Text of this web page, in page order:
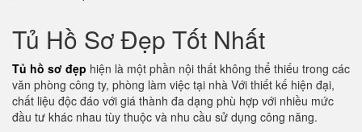
Tủ Hồ Sơ Đẹp Tốt Nhất
Tủ hồ sơ đẹp hiện là một phần nội thất không thể thiếu trong các
văn phòng công ty, phòng làm việc tại nhà Với thiết kế hiện đại,
chất liệu độc đáo với giá thành đa dạng phù hợp với nhiều mức
đầu tư khác nhau tùy thuộc và nhu cầu sử dụng công năng.